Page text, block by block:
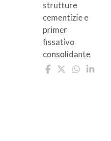
strutture
cementizie e
primer
fissativo
consolidante